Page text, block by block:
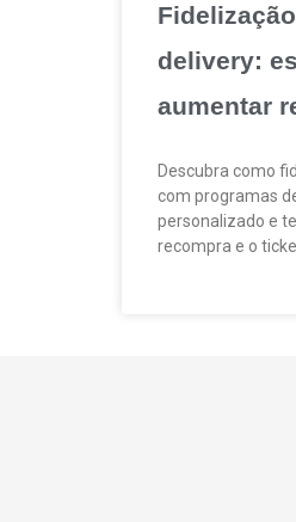
delivery:
aumentar
Descubra como
com programas
personalizado e
recompra e o